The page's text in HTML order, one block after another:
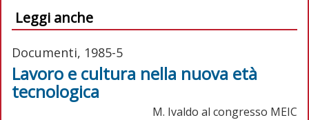
Leggi anche
Documenti, 1985-5
Lavoro e cultura nella nuova età
tecnologica
M. Ivaldo al congresso MEIC